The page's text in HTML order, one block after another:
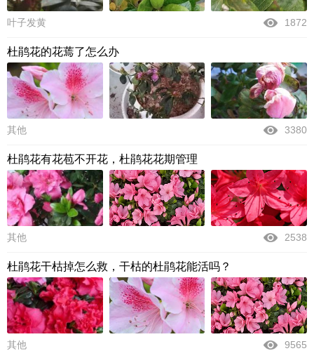
叶子发黄 1872
杜鹃花的花蔫了怎么办
其他 3380
杜鹃花有花苞不开花，杜鹃花花期管理
其他 2538
杜鹃花干枯掉怎么救，干枯的杜鹃花能活吗？
其他 9565